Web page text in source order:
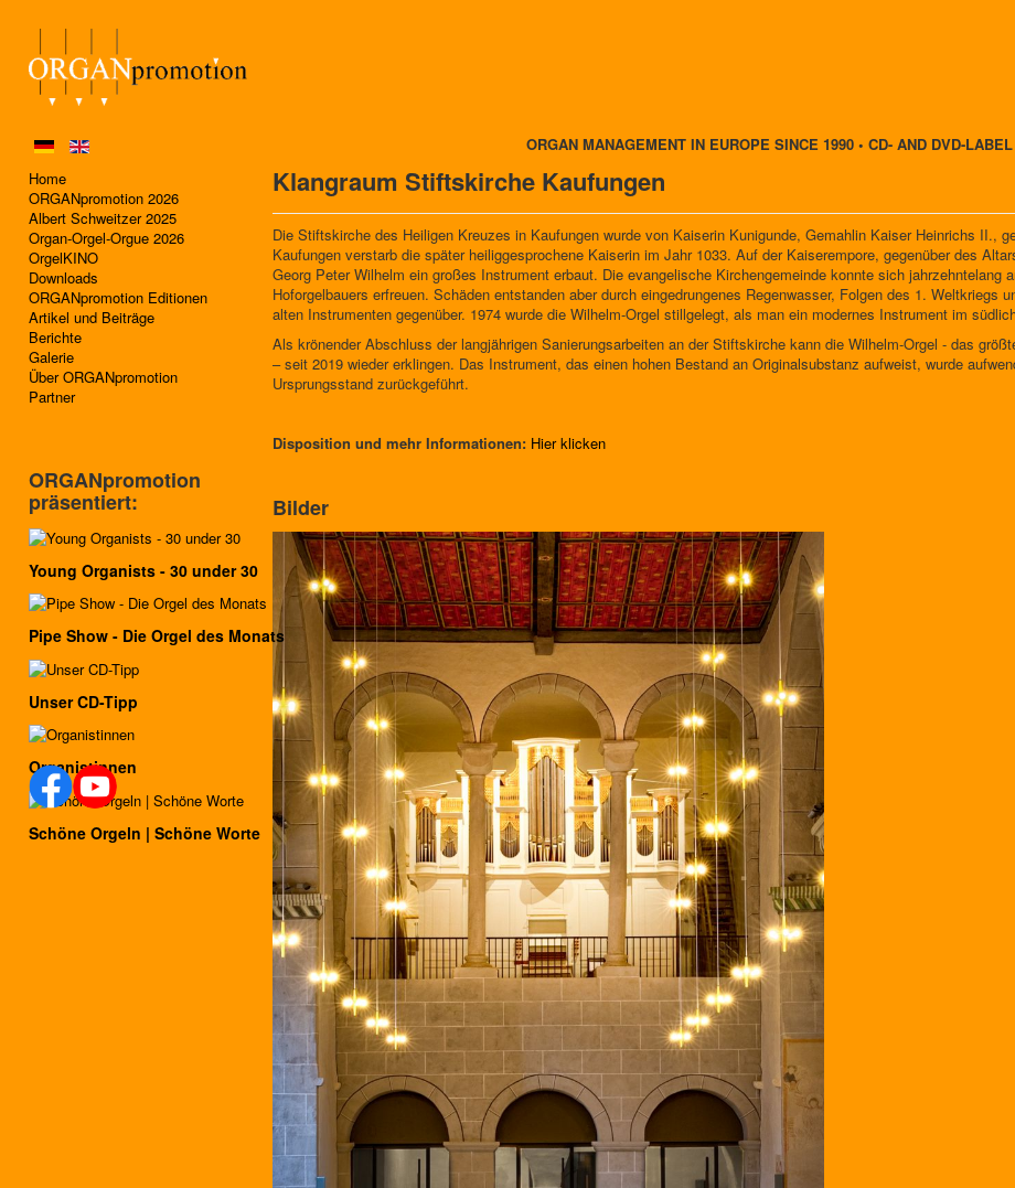
Home
ORGANpromotion 2026
Albert Schweitzer 2025
Organ-Orgel-Orgue 2026
OrgelKINO
Downloads
ORGANpromotion Editionen
Artikel und Beiträge
Berichte
Galerie
Über ORGANpromotion
Partner
ORGAN MANAGEMENT IN EUROPE SINCE 1990 • CD- AND DVD-LABEL
Klangraum Stiftskirche Kaufungen
Die Stiftskirche des Heiligen Kreuzes in Kaufungen wurde von Kaiserin Kunigunde, Gemahlin Kaiser Heinrichs II.,
Kaufungen verstarb die später heiliggesprochene Kaiserin im Jahr 1033. Auf der Kaiserempore, gegenüber des
Georg Peter Wilhelm ein großes Instrument erbaut. Die evangelische Kirchengemeinde konnte sich jahrzehntelang
Hoforgelbauers erfreuen. Schäden entstanden aber durch eingedrungenes Regenwasser, Folgen des 1. Weltkriegs
alten Instrumenten gegenüber. 1974 wurde die Wilhelm-Orgel stillgelegt, als man ein modernes Instrument im
Als krönender Abschluss der langjährigen Sanierungsarbeiten an der Stiftskirche kann die Wilhelm-Orgel - das
– seit 2019 wieder erklingen. Das Instrument, das einen hohen Bestand an Originalsubstanz aufweist, wurde
Ursprungsstand zurückgeführt.
Disposition und mehr Informationen: Hier klicken
Bilder
ORGANpromotion
präsentiert:
Young Organists - 30 under 30
Pipe Show - Die Orgel des Monats
Unser CD-Tipp
Organistinnen
Schöne Orgeln | Schöne Worte